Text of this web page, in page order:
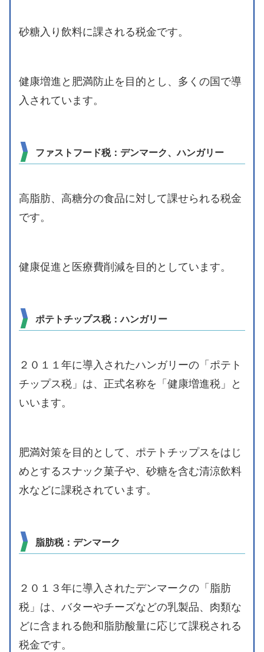
砂糖入り飲料に課される税金です。
健康増進と肥満防止を目的とし、多くの国で導
入されています。
ファストフード税：デンマーク、ハンガリー
高脂肪、高糖分の食品に対して課せられる税金
です。
健康促進と医療費削減を目的としています。
ポテトチップス税：ハンガリー
２０１１年に導入されたハンガリーの「ポテト
チップス税」は、正式名称を「健康増進税」と
いいます。
肥満対策を目的として、ポテトチップスをはじ
めとするスナック菓子や、砂糖を含む清涼飲料
水などに課税されています。
脂肪税：デンマーク
２０１３年に導入されたデンマークの「脂肪
税」は、バターやチーズなどの乳製品、肉類な
どに含まれる飽和脂肪酸量に応じて課税される
税金です。